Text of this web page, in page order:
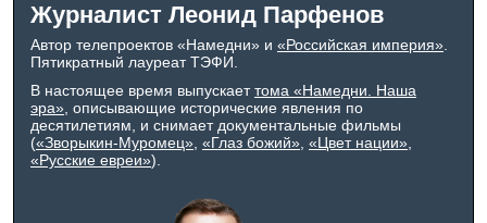
Журналист Леонид Парфенов
Автор телепроектов «Намедни» и «Российская империя».
Пятикратный лауреат ТЭФИ.
В настоящее время выпускает тома «Намедни. Наша
эра», описывающие исторические явления по
десятилетиям, и снимает документальные фильмы
(«Зворыкин-Муромец», «Глаз божий», «Цвет нации»,
«Русские евреи»).